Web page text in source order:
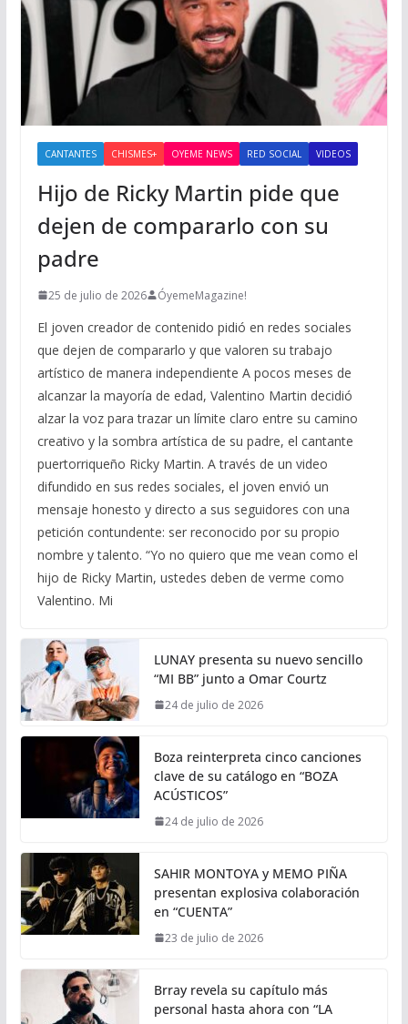
CANTANTES CHISMES+ OYEME NEWS RED SOCIAL VIDEOS
Hijo de Ricky Martin pide que
dejen de compararlo con su
padre
25 de julio de 2026 ÓyemeMagazine!
El joven creador de contenido pidió en redes sociales
que dejen de compararlo y que valoren su trabajo
artístico de manera independiente A pocos meses de
alcanzar la mayoría de edad, Valentino Martin decidió
alzar la voz para trazar un límite claro entre su camino
creativo y la sombra artística de su padre, el cantante
puertorriqueño Ricky Martin. A través de un video
difundido en sus redes sociales, el joven envió un
mensaje honesto y directo a sus seguidores con una
petición contundente: ser reconocido por su propio
nombre y talento. “Yo no quiero que me vean como el
hijo de Ricky Martin, ustedes deben de verme como
Valentino. Mi
LUNAY presenta su nuevo sencillo
“MI BB” junto a Omar Courtz
24 de julio de 2026
Boza reinterpreta cinco canciones
clave de su catálogo en “BOZA
ACÚSTICOS”
24 de julio de 2026
SAHIR MONTOYA y MEMO PIÑA
presentan explosiva colaboración
en “CUENTA”
23 de julio de 2026
Brray revela su capítulo más
personal hasta ahora con “LA